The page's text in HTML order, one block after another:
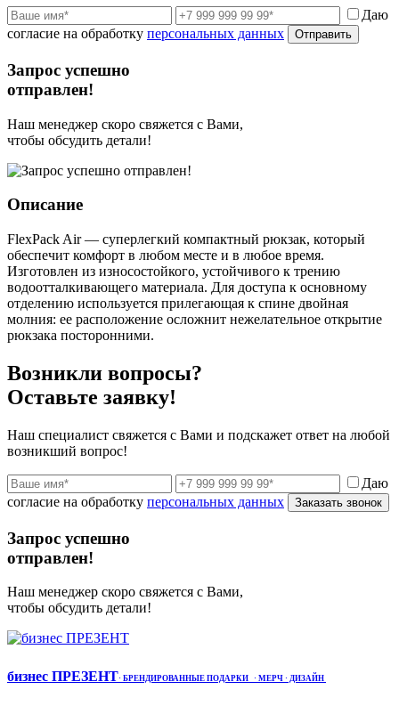
Даю
согласие на обработку персональных данных Отправить
Запрос успешно
отправлен!
Наш менеджер скоро свяжется с Вами,
чтобы обсудить детали!
Описание
FlexPack Air — суперлегкий компактный рюкзак, который
обеспечит комфорт в любом месте и в любое время.
Изготовлен из износостойкого, устойчивого к трению
водоотталкивающего материала. Для доступа к основному
отделению используется прилегающая к спине двойная
молния: ее расположение осложнит нежелательное открытие
рюкзака посторонними.
Возникли вопросы?
Оставьте заявку!
Наш специалист свяжется с Вами и подскажет ответ на любой
возникший вопрос!
Даю
согласие на обработку персональных данных Заказать звонок
Запрос успешно
отправлен!
Наш менеджер скоро свяжется с Вами,
чтобы обсудить детали!
бизнес ПРЕЗЕНТ· БРЕНДИРОВАННЫЕ ПОДАРКИ · МЕРЧ · ДИЗАЙН